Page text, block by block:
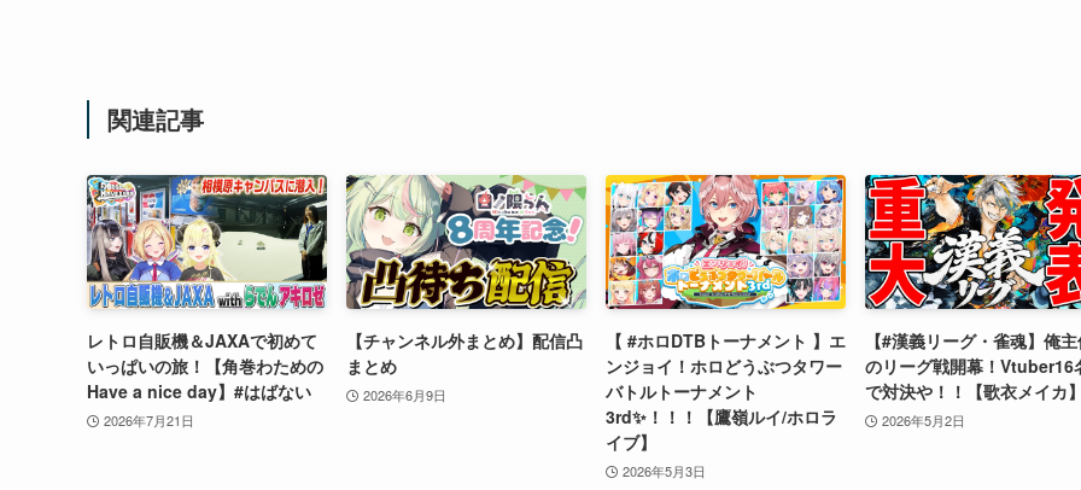
関連記事
レトロ自販機＆JAXAで初めて
いっぱいの旅！【角巻わための
Have a nice day】#はばない
2026年7月21日
【チャンネル外まとめ】配信凸
まとめ
2026年6月9日
【 #ホロDTBトーナメント 】エ
ンジョイ！ホロどうぶつタワー
バトルトーナメント
3rd✨！！！【鷹嶺ルイ/ホロラ
イブ】
2026年5月3日
【#漢義リーグ・雀魂】俺
のリーグ戦開幕！Vtuber16
で対決や！！【歌衣メイカ
2026年5月2日